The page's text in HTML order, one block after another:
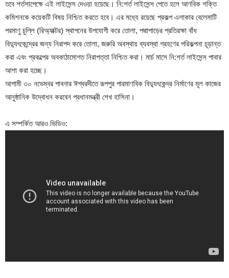
তবে শর্তসাপেক্ষে এই লাইসেন্স দেওয়া হয়েছে। নি:শর্ত লাইসেন্স পেতে হলে আণবিক শক্তি
কমিশনকে কয়েকটি বিষয় নিশ্চিত করতে হবে। এর মধ্যে রয়েছে প্রকল্প এলাকার বেলেমাটি
পরমাণু চুল্লি (রিঅ্যাক্টর) স্থাপনের উপযোগী করে তোলা, পদ্মাপাড়ের প্রতিরক্ষা বাঁধ
বিদ্যুৎকেন্দ্রের জন্য নিরাপদ করে তোলা, জরুরি অবস্থায় ব্যবস্থা গ্রহণের পরিকল্পনা চূড়ান্ত
করা এবং প্রকল্পের অবকাঠামোগত নিরাপত্তা নিশ্চিত করা। মার্চ মাসে নি:শর্ত লাইসেন্স পাবার
আশা করা হচ্ছে।
আগামী ৩০ নভেম্বর পাবনার ঈশ্বরদীতে রূপপুর পারমাণবিক বিদ্যুৎকেন্দ্র নির্মাণের মূল কাজের
আনুষ্ঠানিক উদ্বোধন করবেন প্রধানমন্ত্রী শেখ হাসিনা।
এ সম্পর্কিত আরও ভিডিও: